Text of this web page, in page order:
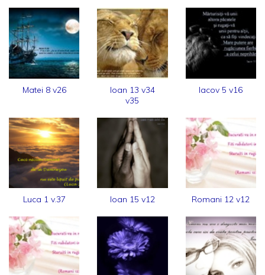
Matei 8 v26
Ioan 13 v34
v35
Iacov 5 v16
Luca 1 v.37 Ioan 15 v12 Romani 12 v12